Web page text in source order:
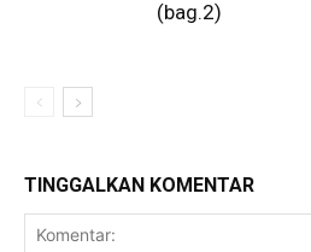
(bag.2)
TINGGALKAN KOMENTAR